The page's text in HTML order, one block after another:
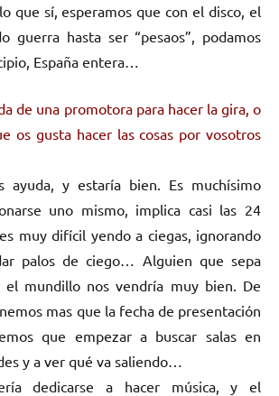
que sí, esperamos que con el disco, el
guerra hasta ser “pesaos”, podamos
España entera…
de una promotora para hacer la gira, o
os gusta hacer las cosas por vosotros
ayuda, y estaría bien. Es muchísimo
uno mismo, implica casi las 24
muy difícil yendo a ciegas, ignorando
palos de ciego… Alguien que sepa
el mundillo nos vendría muy bien. De
mas que la fecha de presentación
que empezar a buscar salas en
y a ver qué va saliendo…
dedicarse a hacer música, y el